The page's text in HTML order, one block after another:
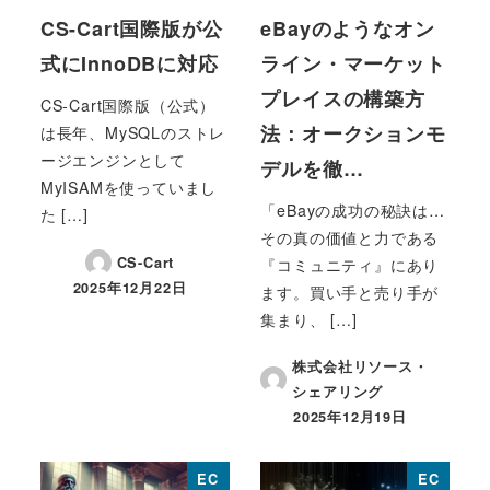
CS-Cart国際版が公
式にInnoDBに対応
CS-Cart国際版（公式）
は長年、MySQLのストレ
ージエンジンとして
MyISAMを使っていまし
た […]
CS-Cart
投稿日
2025年12月22日
eBayのようなオン
ライン・マーケット
プレイスの構築方
法：オークションモ
デルを徹…
「eBayの成功の秘訣は…
その真の価値と力である
『コミュニティ』にあり
ます。買い手と売り手が
集まり、 […]
株式会社リソース・
シェアリング
投稿日
2025年12月19日
EC EC